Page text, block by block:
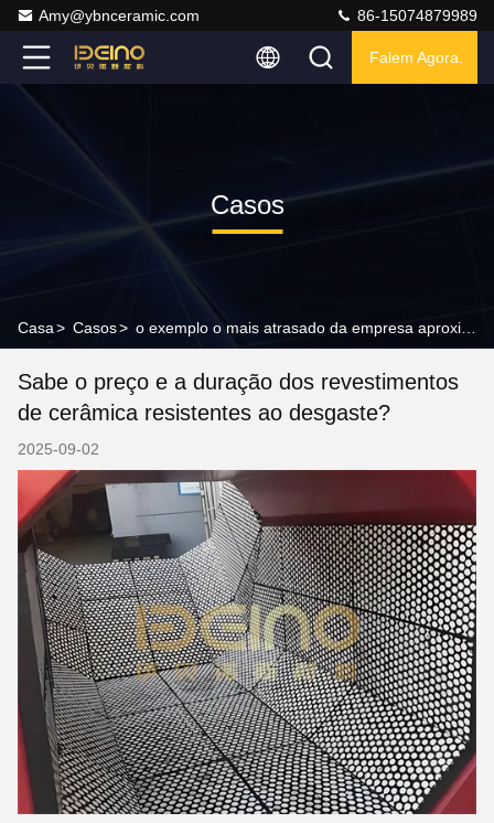
Amy@ybnceramic.com 86-15074879989
Falem Agora.
Casos
Casa> Casos>
Sabe o preço e a duração dos revestimentos
de cerâmica resistentes ao desgaste?
2025-09-02